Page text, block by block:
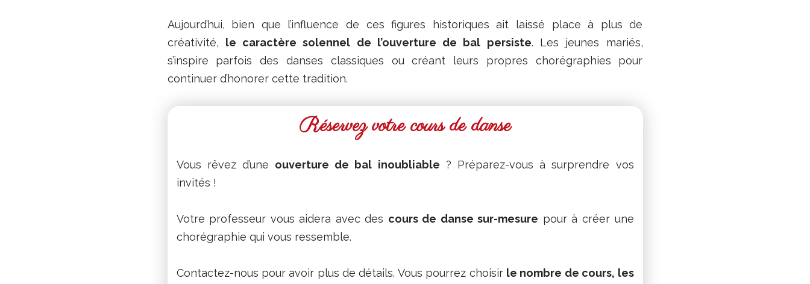
Aujourd’hui, bien que l’influence de ces figures historiques ait laissé place à plus de
créativité, le caractère solennel de l’ouverture de bal persiste. Les jeunes mariés,
s’inspire parfois des danses classiques ou créant leurs propres chorégraphies pour
continuer d’honorer cette tradition.
Réservez votre cours de danse
Vous rêvez d’une ouverture de bal inoubliable ? Préparez-vous à surprendre vos
invités !
Votre professeur vous aidera avec des cours de danse sur-mesure pour à créer une
chorégraphie qui vous ressemble.
Contactez-nous pour avoir plus de détails. Vous pourrez choisir le nombre de cours, les